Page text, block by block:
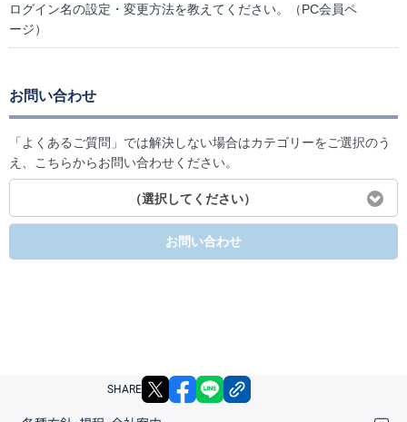
ログイン名の設定・変更方法を教えてください。（PC会員ペ
ージ）
お問い合わせ
「よくあるご質問」では解決しない場合はカテゴリーをご選択のう
え、こちらからお問い合わせください。
（選択してください）
お問い合わせ
SHARE X facebook